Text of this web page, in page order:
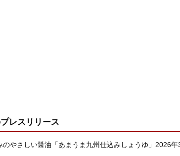
レスリリース
やさしい醤油「あまうま九州仕込みしょうゆ」2026